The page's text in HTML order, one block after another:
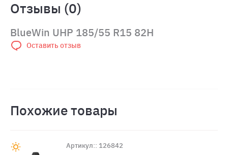
Отзывы (0)
BlueWin UHP 185/55 R15 82H
Оставить отзыв
Похожие товары
Артикул:: 126842